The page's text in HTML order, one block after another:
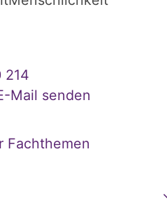
214
Mail senden
Fachthemen